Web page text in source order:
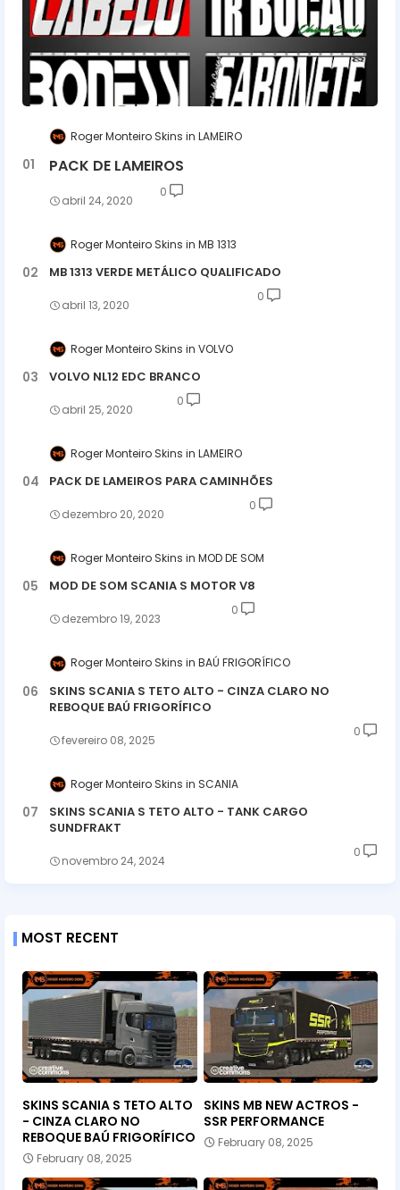
Roger Monteiro Skins LAMEIRO
PACK DE LAMEIROS
abril 24, 2020
0
Roger Monteiro Skins MB 1313
MB 1313 VERDE METÁLICO QUALIFICADO
abril 13, 2020
0
Roger Monteiro Skins VOLVO
VOLVO NL12 EDC BRANCO
abril 25, 2020
0
Roger Monteiro Skins LAMEIRO
PACK DE LAMEIROS PARA CAMINHÕES
dezembro 20, 2020
0
Roger Monteiro Skins MOD DE SOM
MOD DE SOM SCANIA S MOTOR V8
dezembro 19, 2023
0
Roger Monteiro Skins BAÚ FRIGORÍFICO
SKINS SCANIA S TETO ALTO - CINZA CLARO NO
REBOQUE BAÚ FRIGORÍFICO
fevereiro 08, 2025
0
Roger Monteiro Skins SCANIA
SKINS SCANIA S TETO ALTO - TANK CARGO
SUNDFRAKT
novembro 24, 2024
0
MOST RECENT
SKINS SCANIA S TETO ALTO
- CINZA CLARO NO
REBOQUE BAÚ FRIGORÍFICO
February 08, 2025
SKINS MB NEW ACTROS -
SSR PERFORMANCE
February 08, 2025